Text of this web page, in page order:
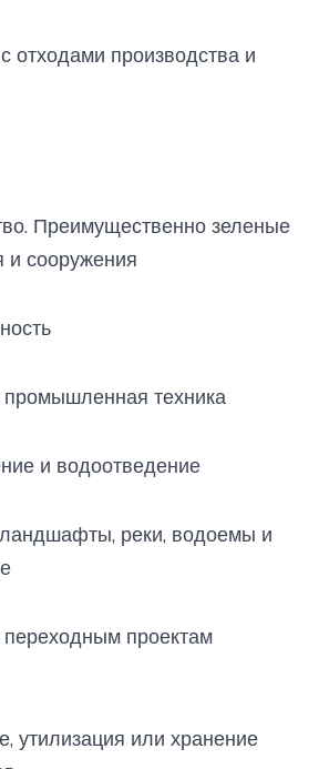
производства и
Преимущественно зеленые
и сооружения
техника
и водоотведение
реки, водоемы и
проектам
или хранение